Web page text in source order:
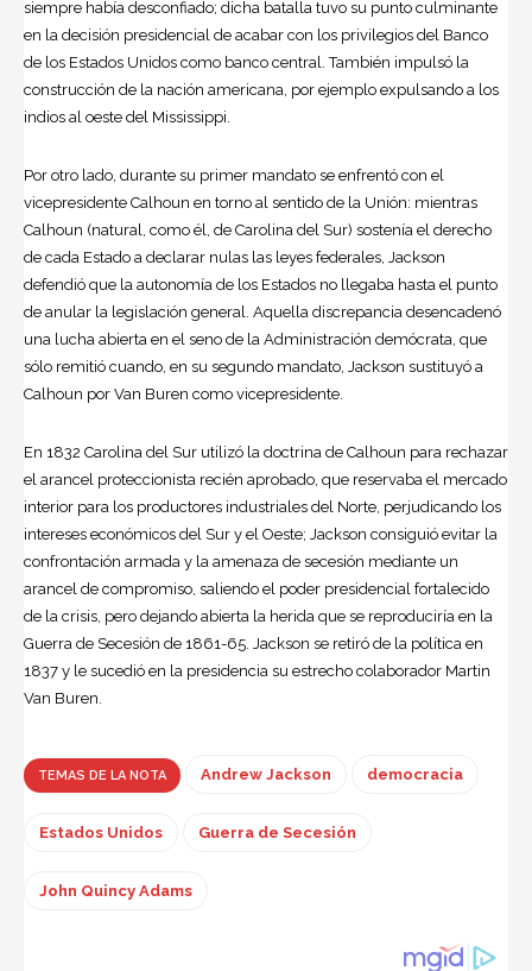
siempre había desconfiado; dicha batalla tuvo su punto culminante
en la decisión presidencial de acabar con los privilegios del Banco
de los Estados Unidos como banco central. También impulsó la
construcción de la nación americana, por ejemplo expulsando a los
indios al oeste del Mississippi.
Por otro lado, durante su primer mandato se enfrentó con el
vicepresidente Calhoun en torno al sentido de la Unión: mientras
Calhoun (natural, como él, de Carolina del Sur) sostenía el derecho
de cada Estado a declarar nulas las leyes federales, Jackson
defendió que la autonomía de los Estados no llegaba hasta el punto
de anular la legislación general. Aquella discrepancia desencadenó
una lucha abierta en el seno de la Administración demócrata, que
sólo remitió cuando, en su segundo mandato, Jackson sustituyó a
Calhoun por Van Buren como vicepresidente.
En 1832 Carolina del Sur utilizó la doctrina de Calhoun para rechazar
el arancel proteccionista recién aprobado, que reservaba el mercado
interior para los productores industriales del Norte, perjudicando los
intereses económicos del Sur y el Oeste; Jackson consiguió evitar la
confrontación armada y la amenaza de secesión mediante un
arancel de compromiso, saliendo el poder presidencial fortalecido
de la crisis, pero dejando abierta la herida que se reproduciría en la
Guerra de Secesión de 1861-65. Jackson se retiró de la política en
1837 y le sucedió en la presidencia su estrecho colaborador Martin
Van Buren.
TEMAS DE LA NOTA Andrew Jackson democracia
Estados Unidos Guerra de Secesión
John Quincy Adams